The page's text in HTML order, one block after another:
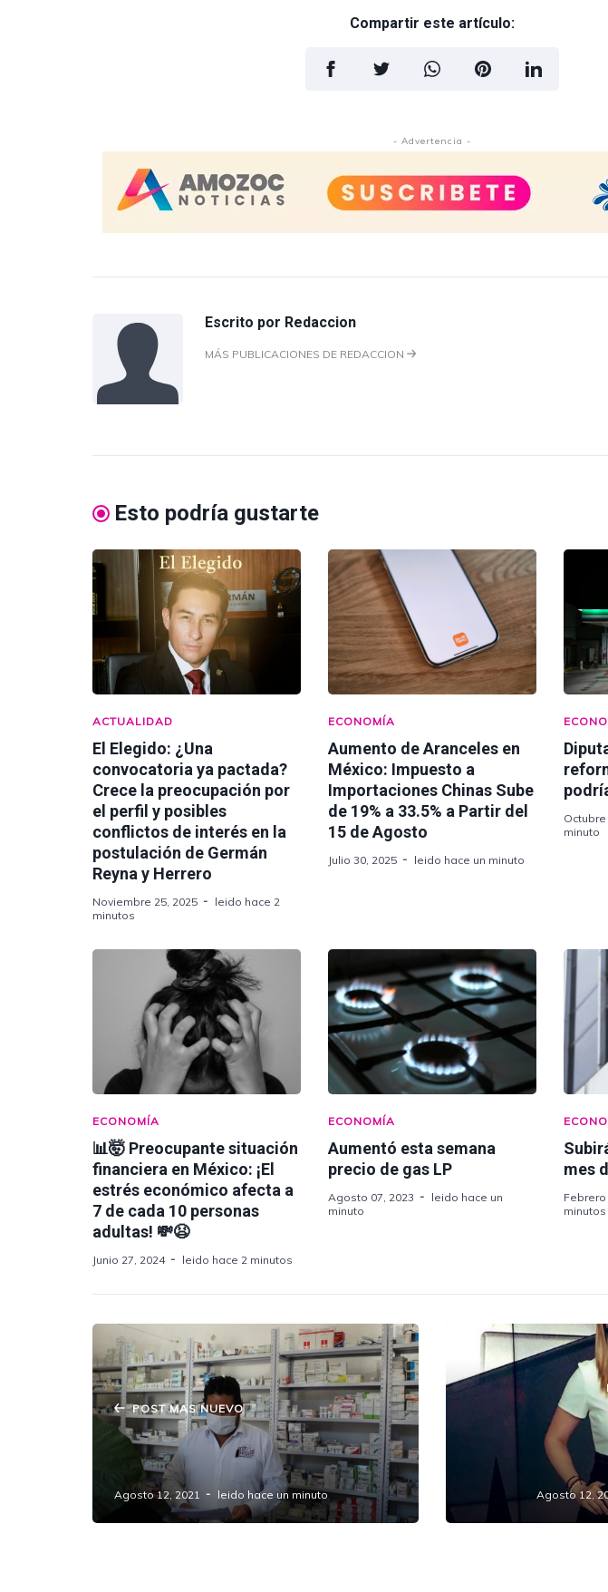
Compartir este artículo:
- Advertencia -
Escrito por Redaccion
MÁS PUBLICACIONES DE REDACCION
Esto podría gustarte
ACTUALIDAD
El Elegido: ¿Una
convocatoria ya pactada?
Crece la preocupación por
el perfil y posibles
conflictos de interés en la
postulación de Germán
Reyna y Herrero
Noviembre 25, 2025
leido hace 2
minutos
ECONOMÍA
Aumento de Aranceles en
México: Impuesto a
Importaciones Chinas Sube
de 19% a 33.5% a Partir del
15 de Agosto
Julio 30, 2025 leido hace un minuto
Octubre
minuto
ECONOMÍA
📊🤯 Preocupante situación
financiera en México: ¡El
estrés económico afecta a
7 de cada 10 personas
adultas! 💸😫
Junio 27, 2024 leido hace 2 minutos
ECONOMÍA
Aumentó esta semana
precio de gas LP
Agosto 07, 2023
leido hace un
minuto
mes
Febrero
minutos
POST MAS NUEVO
Ayuntamiento de #Amozoc pone al
alcance de ciudadanos dispensario.
Agosto 12, 2021 leido hace un minuto
Presidente
ejercicio
protección
Agosto 12,